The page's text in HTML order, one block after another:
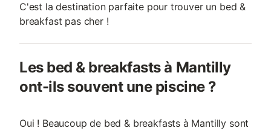
C'est la destination parfaite pour trouver un bed &
breakfast pas cher !
Les bed & breakfasts à Mantilly
ont-ils souvent une piscine ?
Oui ! Beaucoup de bed & breakfasts à Mantilly sont